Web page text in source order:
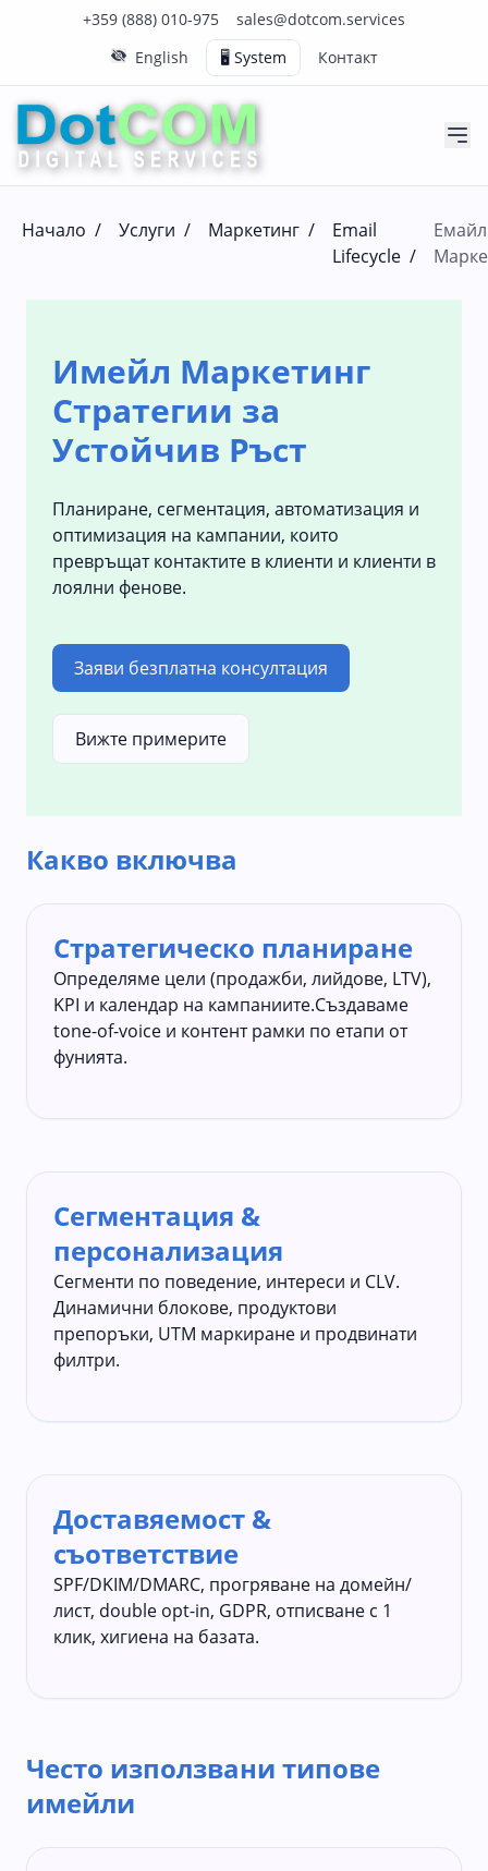
+359 (888) 010-975
Нашия телефонен номер е 0888010975
sales@dotcom.services
Нашия имейл адрес е sales@dotcom.services
English
🖥️ System Контакт
Начало / Услуги / Маркетинг /
Email
Lifecycle /
Емайл
Имейл Маркетинг
Стратегии за
Устойчив Ръст
Планиране, сегментация, автоматизация и
оптимизация на кампании, които
превръщат контактите в клиенти и клиенти в
лоялни фенове.
Заяви безплатна консултация
Вижте примерите
Какво включва
Стратегическо планиране
Определяме цели (продажби, лийдове, LTV),
KPI и календар на кампаниите.Създаваме
tone-of-voice и контент рамки по етапи от
фунията.
Сегментация &
персонализация
Сегменти по поведение, интереси и CLV.
Динамични блокове, продуктови
препоръки, UTM маркиране и продвинати
филтри.
Доставяемост &
съответствие
SPF/DKIM/DMARC, прогряване на домейн/
лист, double opt-in, GDPR, отписване с 1
клик, хигиена на базата.
Често използвани типове
имейли